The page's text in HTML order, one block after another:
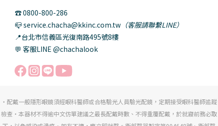
☎️ 0800-800-286
📪 service.chacha@kkinc.com.tw （客服請聯繫LINE）
📍台北市信義區光復南路495號8樓
💬 客服LINE @chachalook
・配戴一般隱形眼鏡須經眼科醫師或合格驗光人員驗光配鏡，定期接受眼科醫師追蹤
檢查・本器材不得逾中文仿單建議之最長配戴時數、不得重覆配戴，於就寢前務必取